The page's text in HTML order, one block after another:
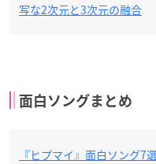
写な2次元と3次元の融合
面白ソングまとめ
『ヒプマイ』面白ソング7